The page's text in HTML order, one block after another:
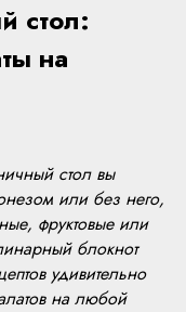
стол:
на
стол вы
или без него,
фруктовые или
блокнот
удивительно
на любой